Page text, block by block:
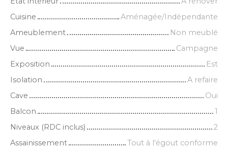
Cuisine
Aménagée/Indépendante
Ameublement
Non meublé
Vue
Campagne
Exposition
Est
Isolation
A refaire
Cave
Oui
Balcon
1
Niveaux (RDC inclus)
2
Assainissement
Tout à l'égout conforme